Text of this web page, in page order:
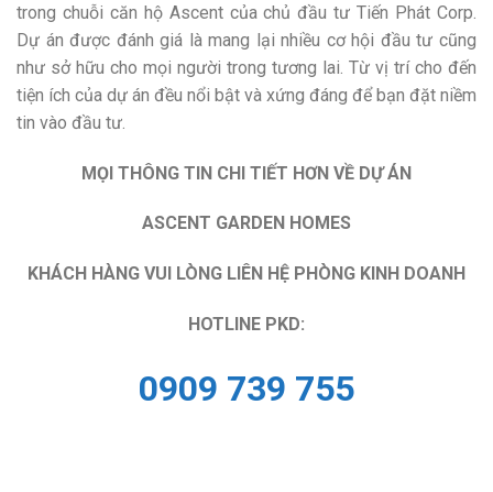
trong chuỗi căn hộ Ascent của chủ đầu tư Tiến Phát Corp.
Dự án được đánh giá là mang lại nhiều cơ hội đầu tư cũng
như sở hữu cho mọi người trong tương lai. Từ vị trí cho đến
tiện ích của dự án đều nổi bật và xứng đáng để bạn đặt niềm
tin vào đầu tư.
MỌI THÔNG TIN CHI TIẾT HƠN VỀ DỰ ÁN
ASCENT GARDEN HOMES
KHÁCH HÀNG VUI LÒNG LIÊN HỆ PHÒNG KINH DOANH
HOTLINE PKD:
0909 739 755